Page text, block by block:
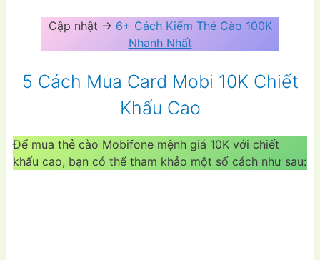
Cập nhật -> 6+ Cách Kiếm Thẻ Cào 100K
Nhanh Nhất
5 Cách Mua Card Mobi 10K Chiết
Khấu Cao
Để mua thẻ cào Mobifone mệnh giá 10K với chiết
khấu cao, bạn có thể tham khảo một số cách như sau: